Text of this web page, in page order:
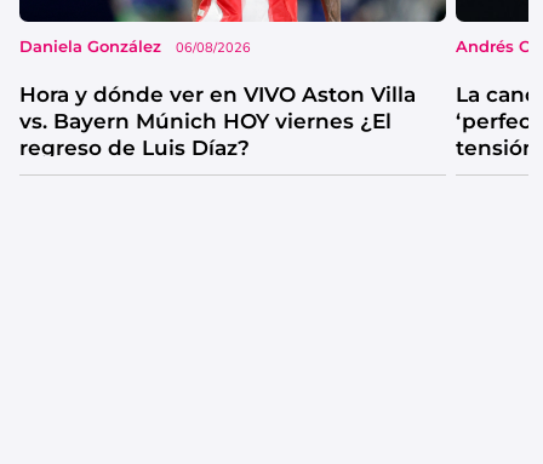
Daniela González 06/08/2026
Hora y dónde ver en VIVO Aston Villa
vs. Bayern Múnich HOY viernes ¿El
regreso de Luis Díaz?
Andrés
La
tensión
catarsis